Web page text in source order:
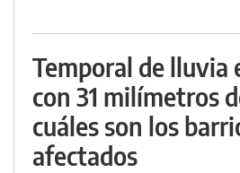
Temporal de lluvia
con 31 milímetros
cuáles son los
afectados